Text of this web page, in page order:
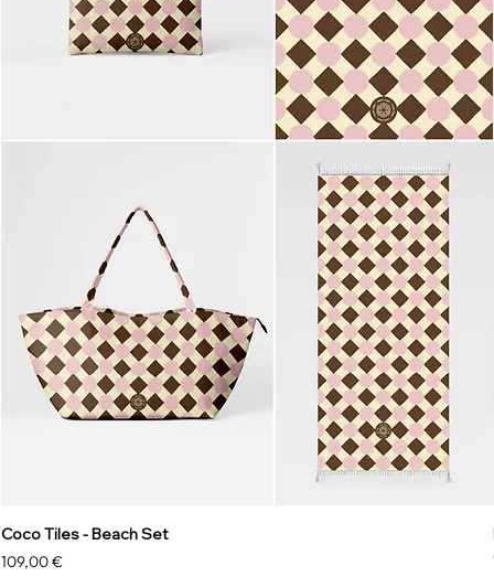
Coco Tiles - Beach Set
Prix
109,00 €